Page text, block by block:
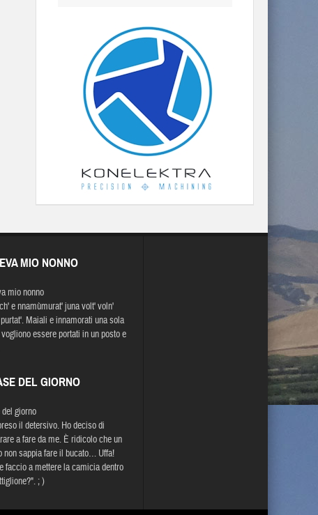
MIO NONNO
mio nonno
e nnamùmurat' juna volt' voln'
Maiali e innamorati una sola
essere portati in un posto e
DEL GIORNO
giorno
il detersivo. Ho deciso di
a fare da me. È ridicolo che un
non sappia fare il bucato… Uffa!
faccio a mettere la camicia dentro
; )